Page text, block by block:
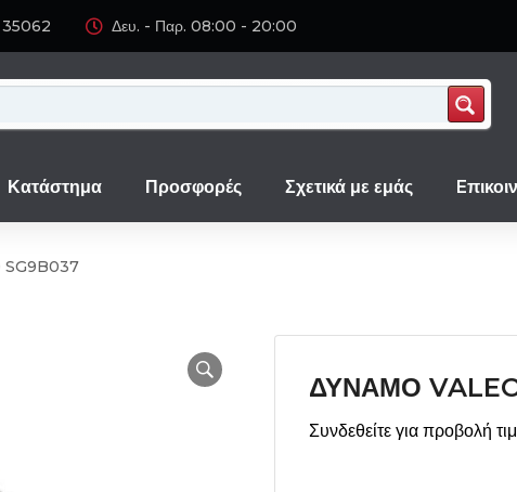
Δευ. - Παρ. 08:00 - 20:00
Κατάστημα Προσφορές Σχετικά με εμάς
ΔΥΝΑΜΟ
Συνδεθείτε για προβολή